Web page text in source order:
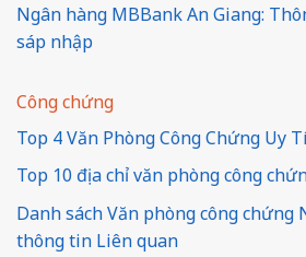
Ngân hàng MBBank An Giang:
sáp nhập
Công chứng
Top 4 Văn Phòng Công Chứng Uy
Top 10 địa chỉ văn phòng công
Danh sách Văn phòng công chứng
thông tin Liên quan